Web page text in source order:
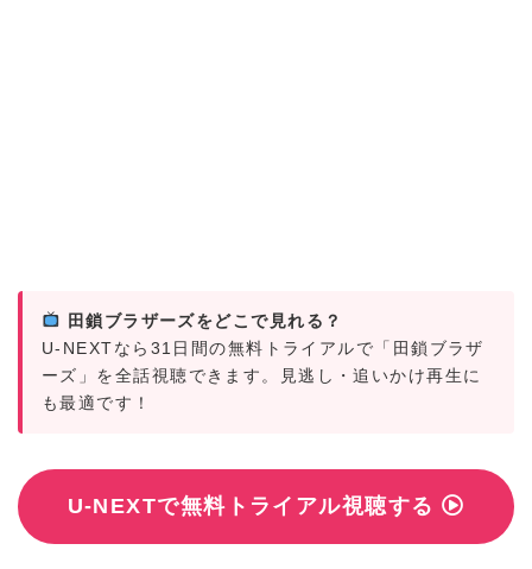
田鎖ブラザーズをどこで見れる？
U-NEXTなら31日間の無料トライアルで「田鎖ブラザ
ーズ」を全話視聴できます。見逃し・追いかけ再生に
も最適です！
U-NEXTで無料トライアル視聴する